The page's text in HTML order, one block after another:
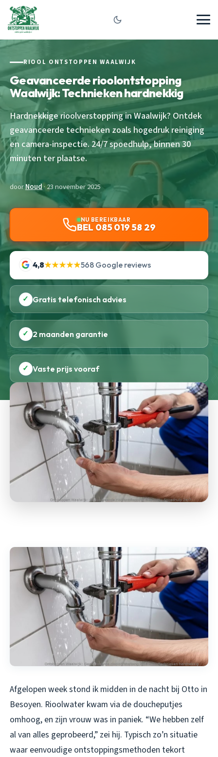
RIOOL ONTSTOPPEN WAALWIJK
Geavanceerde rioolontstopping
Waalwijk: Technieken hardnekkig
Hardnekkige rioolverstopping in Waalwijk? Ontdek
geavanceerde technieken zoals hogedruk reiniging
en camera-inspectie. 24/7 spoedhulp, binnen 30
minuten ter plaatse.
doorNoud· 23 november 2025
NU BEREIKBAAR
BEL 085 019 58 29
4,8★★★★★568 Google reviews
✓ Gratis telefonisch advies
✓ 2 maanden garantie
✓ Vaste prijs vooraf
Afgelopen week stond ik midden in de nacht bij Otto in
Besoyen. Rioolwater kwam via de doucheputjes
omhoog, en zijn vrouw was in paniek. “We hebben zelf
al van alles geprobeerd,” zei hij. Typisch zo’n situatie
waar eenvoudige ontstoppingsmethoden tekort